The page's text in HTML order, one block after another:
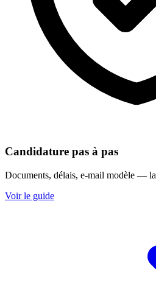
Candidature pas à pas
Documents, délais, e-mail modèle —
Voir le guide